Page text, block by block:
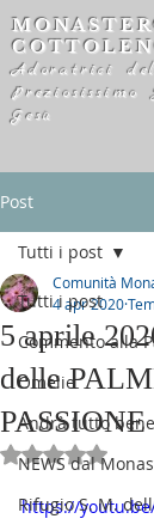
Adoratrici del
Preziosissimo
Gesù
Post
Tutti i post
Commento alla
Omelie
Andrà tutto bene
NEWS dal
Rifugio S. M.
Tutti i post
5 aprile
delle
Comunità
4 apr 2020
Valutazione
https://